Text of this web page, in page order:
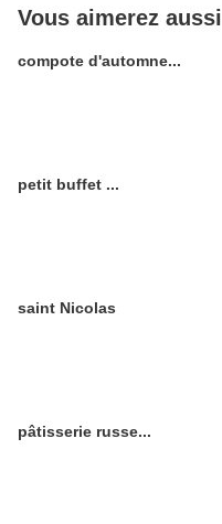
Vous aimerez aussi
compote d'automne...
petit buffet ...
saint Nicolas
pâtisserie russe...